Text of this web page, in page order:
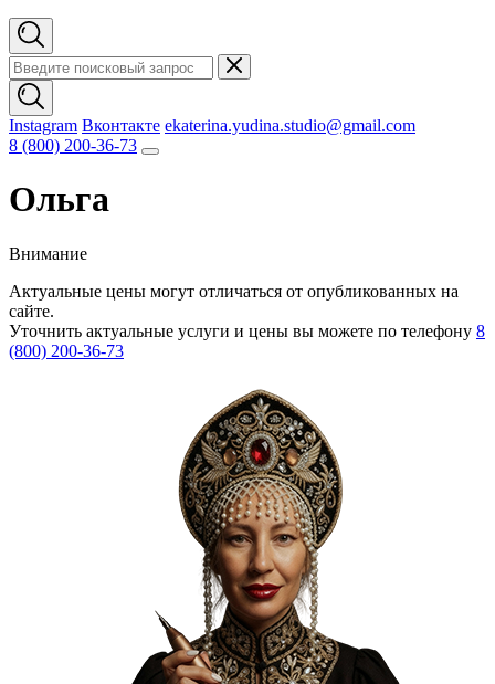
Instagram Вконтакте ekaterina.yudina.studio@gmail.com
8 (800) 200-36-73
Ольга
Внимание
Актуальные цены могут отличаться от опубликованных на
сайте.
Уточнить актуальные услуги и цены вы можете по телефону 8
(800) 200-36-73